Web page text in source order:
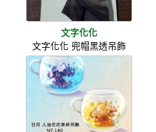
文字化化
文字化化 兜帽黑透吊飾